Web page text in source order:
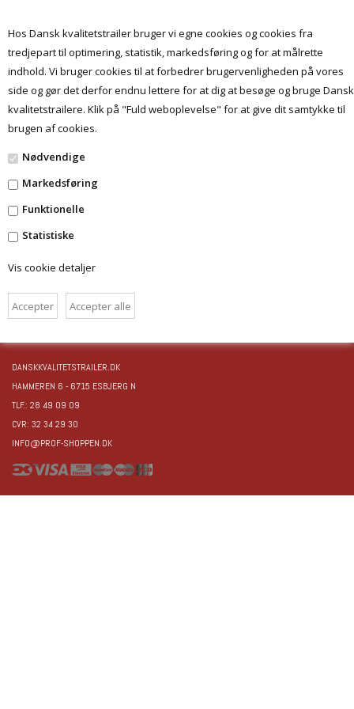
Hos Dansk kvalitetstrailer bruger vi egne cookies og cookies fra
tredjepart til optimering, statistik, markedsføring og for at målrette
indhold. Vi bruger cookies til at forbedrer brugervenligheden på vores
side og gør det derfor endnu lettere for at dig at besøge og bruge Dansk
kvalitetstrailere. Klik på "Fuld weboplevelse" for at give dit samtykke til
brugen af cookies.
Nødvendige
Markedsføring
Funktionelle
Statistiske
Vis cookie detaljer
Menu
»
FORSIDE
DANSKKVALITETSTRAILER.DK
HAMMEREN 6 - 6715 ESBJERG N
TLF.: 28 49 09 09
CVR: 32 34 29 30
INFO@PROF-SHOPPEN.DK